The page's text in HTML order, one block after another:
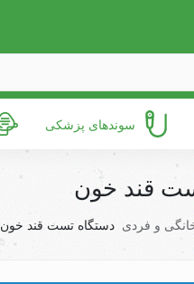
سوندهای پزشکی
قند خون
و فردی دستگاه تست قند خون